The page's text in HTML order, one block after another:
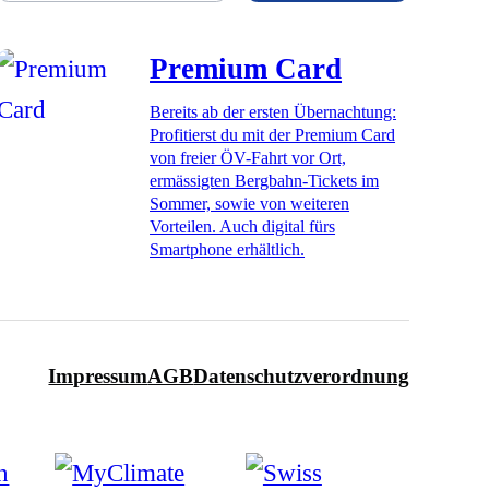
Premium Card
Bereits ab der ersten Übernachtung:
Profitierst du mit der Premium Card
von freier ÖV-Fahrt vor Ort,
ermässigten Bergbahn-Tickets im
Sommer, sowie von weiteren
Vorteilen. Auch digital fürs
Smartphone erhältlich.
ImpressumAGBDatenschutzverordnung